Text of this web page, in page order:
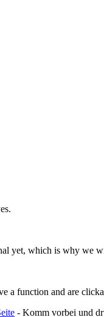
yet, which is why we
a function and are
- Komm vorbei und